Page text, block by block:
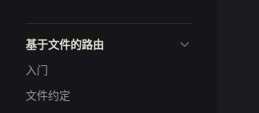
基于文件的路由
入门
文件约定